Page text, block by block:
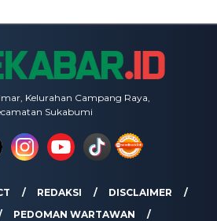
Kelurahan Campang Raya,
Sukabumi
REDAKSI
DISCLAIMER
PEDOMAN WARTAWAN